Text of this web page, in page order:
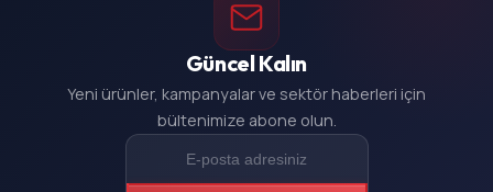
Güncel Kalın
Yeni ürünler, kampanyalar ve sektör haberleri için
bültenimize abone olun.